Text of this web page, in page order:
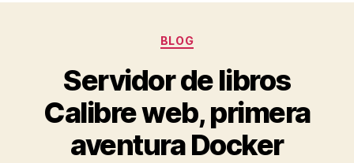
Categories
BLOG
Servidor de libros
Calibre web, primera
aventura Docker